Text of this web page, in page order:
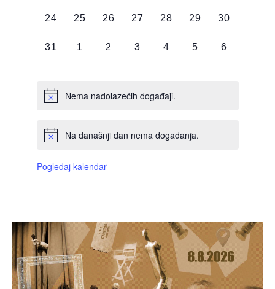
0
24
0
25
0
26
0
27
0
28
0
29
0
30
0
31
0
1
0
2
0
3
0
4
0
5
0
6
Nema nadolazećih događaji.
Na današnji dan nema događanja.
Pogledaj kalendar